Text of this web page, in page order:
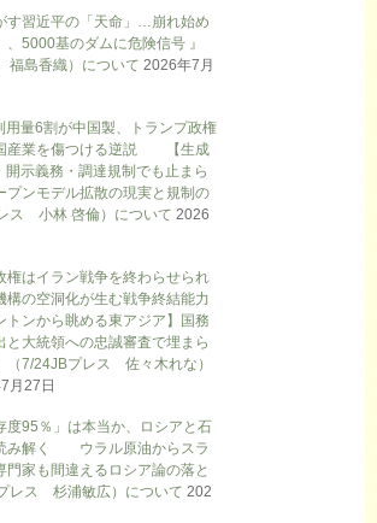
す習近平の「天命」…崩れ始め
、5000基のダムに危険信号 』
福島香織）について 2026年7月
用量6割が中国製、トランプ政権
産業を傷つける逆説 【生成
開示義務・調達規制でも止まら
プンモデル拡散の現実と規制の
ス 小林 啓倫）について 2026
権はイラン戦争を終わらせられ
構の空洞化が生む戦争終結能力
ンから眺める東アジア】国務
と大統領への忠誠審査で埋まら
（7/24JBプレス 佐々木れな）
月27日
度95％」は本当か、ロシアと石
み解く ウラル原油からスラ
門家も間違えるロシア論の落と
レス 杉浦敏広）について 202